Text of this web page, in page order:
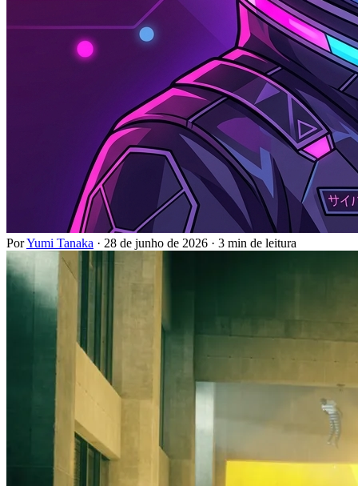
PorYumi Tanaka · 28 de junho de 2026 · 3 min de leitura